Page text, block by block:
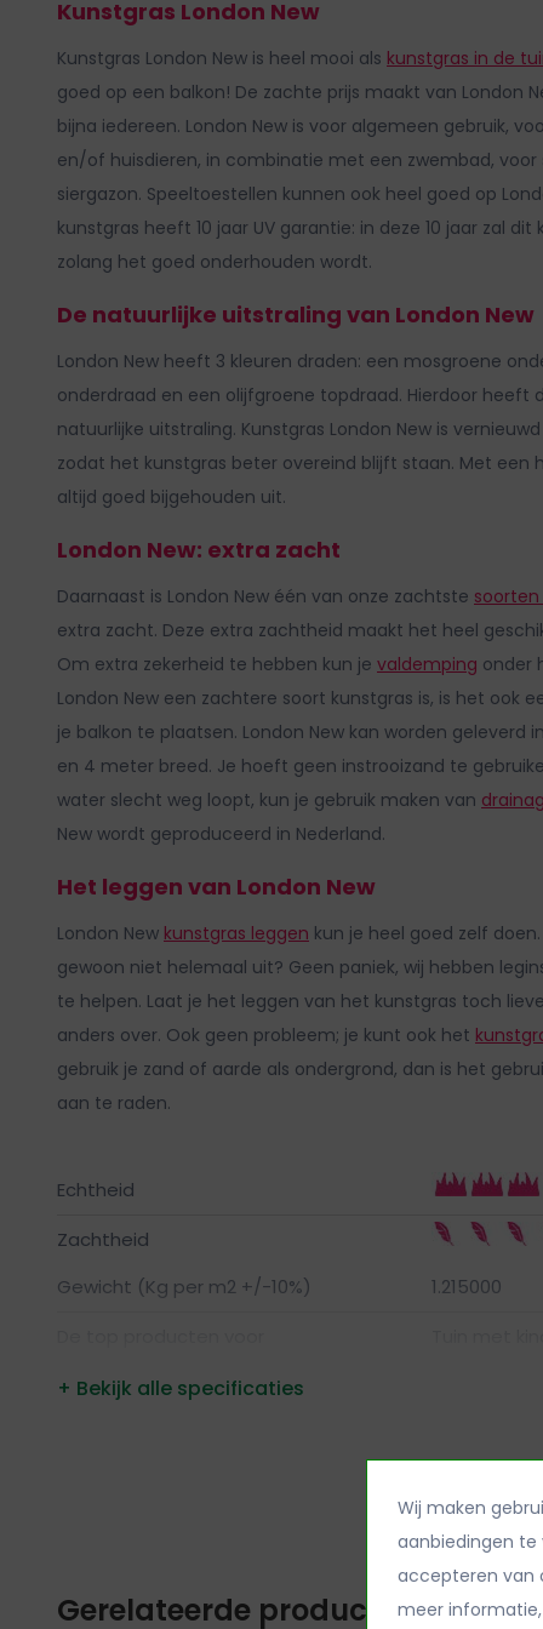
Wij maken
aanbiedingen te
accepteren van
meer
de
gallerij
Kunstgras London New
Kunstgras London New is heel mooi als kunstgras in de
goed op een balkon! De zachte prijs maakt van London
bijna iedereen. London New is voor algemeen gebruik,
en/of huisdieren, in combinatie met een zwembad, voor
siergazon. Speeltoestellen kunnen ook heel goed op
kunstgras heeft 10 jaar UV garantie: in deze 10 jaar zal
zolang het goed onderhouden wordt.
De natuurlijke uitstraling van London New
London New heeft 3 kleuren draden: een mosgroene
onderdraad en een olijfgroene topdraad. Hierdoor heeft
natuurlijke uitstraling. Kunstgras London New is
zodat het kunstgras beter overeind blijft staan. Met een
altijd goed bijgehouden uit.
London New: extra zacht
Daarnaast is London New één van onze zachtste
extra zacht. Deze extra zachtheid maakt het heel
Om extra zekerheid te hebben kun je valdemping onder
London New een zachtere soort kunstgras is, is het ook
je balkon te plaatsen. London New kan worden geleverd
en 4 meter breed. Je hoeft geen instrooizand te
water slecht weg loopt, kun je gebruik maken van
New wordt geproduceerd in Nederland.
Het leggen van London New
London New kunstgras leggen kun je heel goed zelf
gewoon niet helemaal uit? Geen paniek, wij hebben
te helpen. Laat je het leggen van het kunstgras toch
anders over. Ook geen probleem; je kunt ook het
gebruik je zand of aarde als ondergrond, dan is het
aan te raden.
Echtheid
Zachtheid
Gewicht (Kg per m2 +/-10%)
1.215000
10 jaar
24 mm
Balkon,
+ Bekijk alle specificaties
Gerelateerde producten